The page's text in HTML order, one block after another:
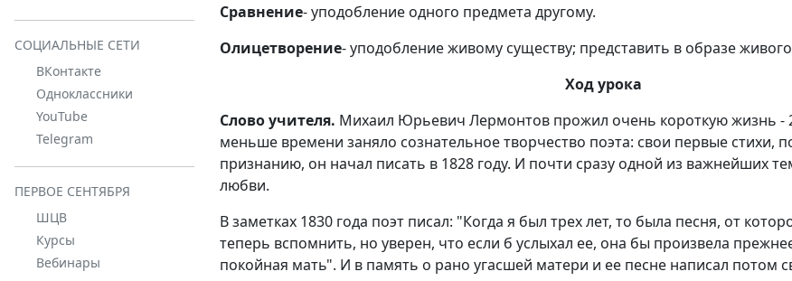
СОЦИАЛЬНЫЕ СЕТИ
ВКонтакте
Одноклассники
YouTube
Telegram
ПЕРВОЕ СЕНТЯБРЯ
ШЦВ
Курсы
Вебинары
Сравнение- уподобление одного предмета другому.
Олицетворение- уподобление живому существу; представить в образе
Ход урока
Слово учителя. Михаил Юрьевич Лермонтов прожил очень короткую жизнь -
меньше времени заняло сознательное творчество поэта: свои первые стихи,
признанию, он начал писать в 1828 году. И почти сразу одной из важнейших
любви.
В заметках 1830 года поэт писал: "Когда я был трех лет, то была песня, от
теперь вспомнить, но уверен, что если б услыхал ее, она бы произвела
покойная мать". И в память о рано угасшей матери и ее песне написал потом